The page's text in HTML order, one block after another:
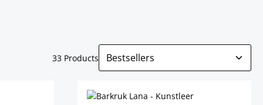
33 Products